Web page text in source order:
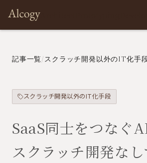
記事一覧/スクラッチ開発以外のIT化手
スクラッチ開発以外のIT化手段
SaaS同士をつなぐ
スクラッチ開発な